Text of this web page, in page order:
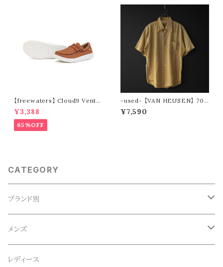
【freewaters】 Cloud9 Ventu
re - Lace Up (brown)
¥3,388
65%OFF
-used- 【VAN HEUSEN】 70s
stripe s/s shirt
¥7,590
CATEGORY
ブランド別
ACE SNKR(エーススニーカー)
Anapau,Seaing,ANAPAU UG
メンズ
トップス
レディース